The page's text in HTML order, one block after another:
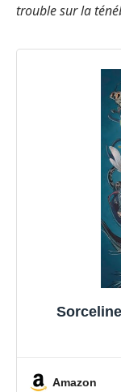
trouble sur la
Amazon